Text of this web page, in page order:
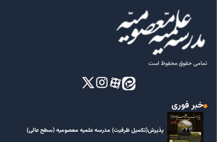
تمامی حقوق محفوظ است
خبر فوری
پذیرش(تکمیل ظرفیت) مدرسه علمیه معصومیه‌ (سطح عالی)